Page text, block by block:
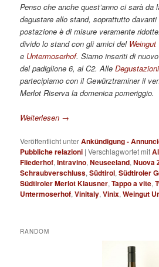
Penso che anche quest’anno ci sarà da
degustare allo stand, soprattutto
postazione è di misure veramente
divido lo stand con gli amici del
e Untermoserhof. Siamo inseriti di
del padiglione 6, al C2. Alle
partecipiamo con il Gewürztraminer il
Merlot Riserva la domenica pomeriggio.
Weiterlesen →
Veröffentlicht unterAnkündigung -
Pubbliche relazioni |Verschlagwortet mit
Fliederhof,Intravino,Neuseeland,Nuova
Schraubverschluss,Südtirol,Südtiroler
Südtiroler Merlot Klausner,Tappo a vite,
Untermoserhof,Vinitaly,Vinix,Weingut
RANDOM